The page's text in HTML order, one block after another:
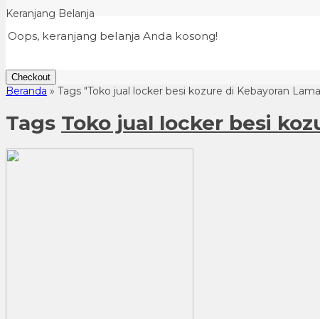
Keranjang Belanja
Oops, keranjang belanja Anda kosong!
Checkout
Beranda » Tags "Toko jual locker besi kozure di Kebayoran
Tags Toko jual locker besi